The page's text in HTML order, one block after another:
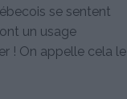
se sentent
un usage
! On appelle cela le